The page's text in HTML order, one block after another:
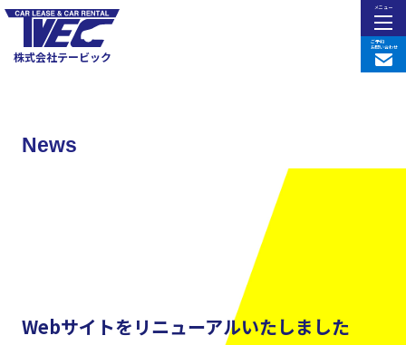
株式会社テービック
メニュー
ご予約
お問い合わせ
News
Webサイトをリニューアルいたしました